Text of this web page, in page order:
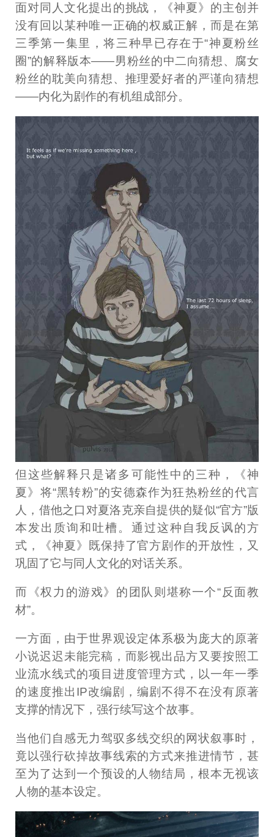
面对同人文化提出的挑战，《神夏》的主创并
没有回以某种唯一正确的权威正解，而是在第
三季第一集里，将三种早已存在于“神夏粉丝
圈”的解释版本——男粉丝的中二向猜想、腐女
粉丝的耽美向猜想、推理爱好者的严谨向猜想
——内化为剧作的有机组成部分。
但这些解释只是诸多可能性中的三种，《神
夏》将“黑转粉”的安德森作为狂热粉丝的代言
人，借他之口对夏洛克亲自提供的疑似“官方”版
本发出质询和吐槽。通过这种自我反讽的方
式，《神夏》既保持了官方剧作的开放性，又
巩固了它与同人文化的对话关系。
而《权力的游戏》的团队则堪称一个“反面教
材”。
一方面，由于世界观设定体系极为庞大的原著
小说迟迟未能完稿，而影视出品方又要按照工
业流水线式的项目进度管理方式，以一年一季
的速度推出IP改编剧，编剧不得不在没有原著
支撑的情况下，强行续写这个故事。
当他们自感无力驾驭多线交织的网状叙事时，
竟以强行砍掉故事线索的方式来推进情节，甚
至为了达到一个预设的人物结局，根本无视该
人物的基本设定。